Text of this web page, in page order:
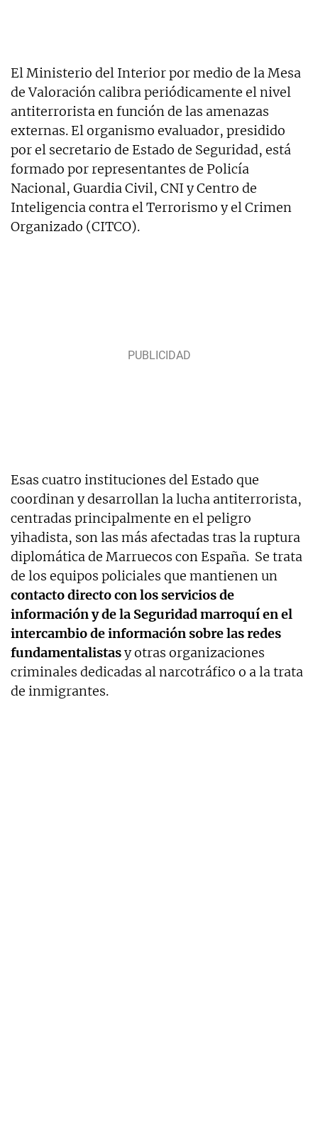
El Ministerio del Interior por medio de la Mesa
de Valoración calibra periódicamente el nivel
antiterrorista en función de las amenazas
externas. El organismo evaluador, presidido
por el secretario de Estado de Seguridad, está
formado por representantes de Policía
Nacional, Guardia Civil, CNI y Centro de
Inteligencia contra el Terrorismo y el Crimen
Organizado (CITCO).
Esas cuatro instituciones del Estado que
coordinan y desarrollan la lucha antiterrorista,
centradas principalmente en el peligro
yihadista, son las más afectadas tras la ruptura
diplomática de Marruecos con España. Se trata
de los equipos policiales que mantienen un
contacto directo con los servicios de
información y de la Seguridad marroquí en el
intercambio de información sobre las redes
fundamentalistasy otras organizaciones
criminales dedicadas al narcotráfico o a la trata
de inmigrantes.